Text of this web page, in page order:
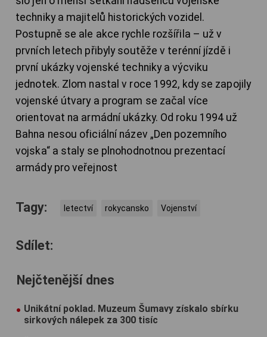
techniky a majitelů historických vozidel.
Postupně se ale akce rychle rozšířila – už v
prvních letech přibyly soutěže v terénní jízdě i
první ukázky vojenské techniky a výcviku
jednotek. Zlom nastal v roce 1992, kdy se zapojily
vojenské útvary a program se začal více
orientovat na armádní ukázky. Od roku 1994 už
Bahna nesou oficiální název „Den pozemního
vojska“ a staly se plnohodnotnou prezentací
armády pro veřejnost
Tagy: letectví rokycansko Vojenství
Sdílet:
Nejčtenější dnes
Unikátní poklad. Muzeum Šumavy získalo sbírku
sirkových nálepek za 300 tisíc